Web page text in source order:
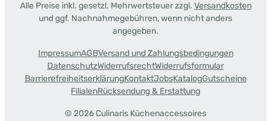
Alle Preise inkl. gesetzl. Mehrwertsteuer zzgl. Versandkosten
und ggf. Nachnahmegebühren, wenn nicht anders
angegeben.
© 2026 Culinaris Küchenaccessoires
ImpressumAGBVersand und Zahlungsbedingungen
DatenschutzWiderrufsrechtWiderrufsformular
BarrierefreiheitserklärungKontaktJobsKatalogGutscheine
FilialenRücksendung & Erstattung